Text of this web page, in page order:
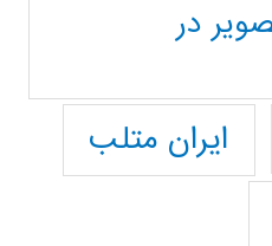
در
ایران متلب